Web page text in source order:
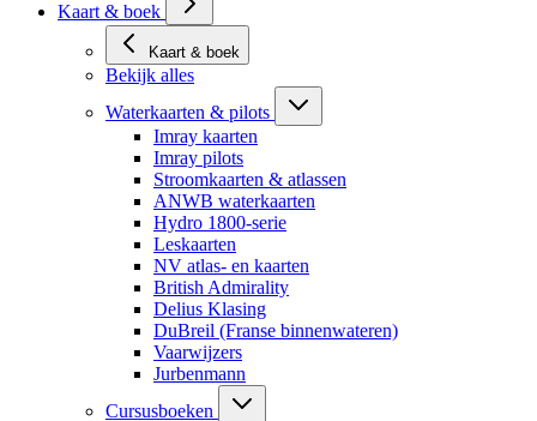
Kaart & boek
Kaart & boek
Bekijk alles
Waterkaarten & pilots
Imray kaarten
Imray pilots
Stroomkaarten & atlassen
ANWB waterkaarten
Hydro 1800-serie
Leskaarten
NV atlas- en kaarten
British Admirality
Delius Klasing
DuBreil (Franse binnenwateren)
Vaarwijzers
Jurbenmann
Cursusboeken